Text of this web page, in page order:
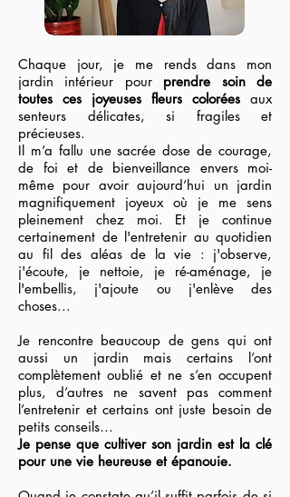
Chaque jour, je me rends dans mon
jardin intérieur pour prendre soin de
toutes ces joyeuses fleurs colorées aux
senteurs délicates, si fragiles et
précieuses.
Il m’a fallu une sacrée dose de courage,
de foi et de bienveillance envers moi-
même pour avoir aujourd’hui un jardin
magnifiquement joyeux où je me sens
pleinement chez moi. Et je continue
certainement de l'entretenir au quotidien
au fil des aléas de la vie : j'observe,
j'écoute, je nettoie, je ré-aménage, je
l'embellis, j'ajoute ou j'enlève des
choses...
Je rencontre beaucoup de gens qui ont
aussi un jardin mais certains l’ont
complètement oublié et ne s’en occupent
plus, d’autres ne savent pas comment
l’entretenir et certains ont juste besoin de
petits conseils…
Je pense que cultiver son jardin est la clé
pour une vie heureuse et épanouie.